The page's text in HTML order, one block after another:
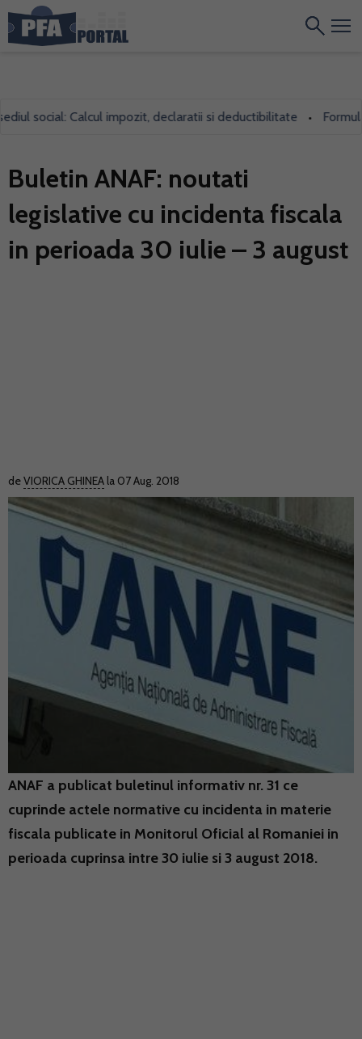
social: Calcul impozit, declaratii si deductibilitate •
Buletin ANAF: noutati
legislative cu incidenta fiscala
in perioada 30 iulie – 3 august
deVIORICA GHINEA la 07 Aug. 2018
ANAF a publicat buletinul informativ nr. 31 ce
cuprinde actele normative cu incidenta in materie
fiscala publicate in Monitorul Oficial al Romaniei in
perioada cuprinsa intre 30 iulie si 3 august 2018.